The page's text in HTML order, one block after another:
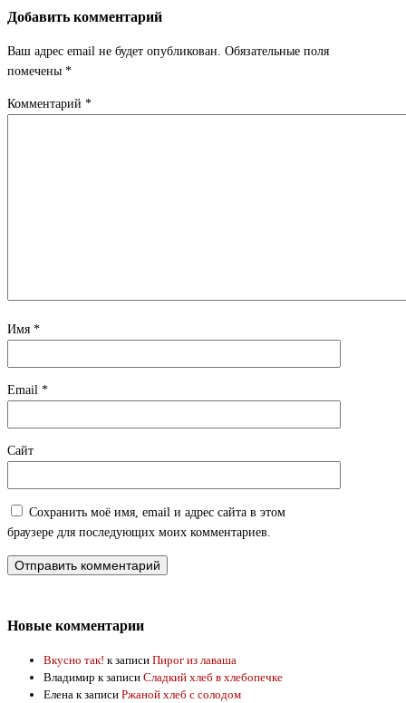
Добавить комментарий
Ваш адрес email не будет опубликован. Обязательные поля
помечены *
Комментарий *
Имя *
Email *
Сайт
Сохранить моё имя, email и адрес сайта в этом
браузере для последующих моих комментариев.
Новые комментарии
Вкусно так! к записи Пирог из лаваша
Владимир к записи Сладкий хлеб в хлебопечке
Елена к записи Ржаной хлеб с солодом